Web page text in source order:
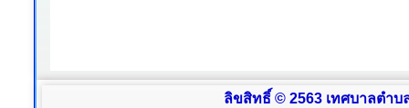
ลิขสิทธิ์ © 2563 เทศบาลตำ